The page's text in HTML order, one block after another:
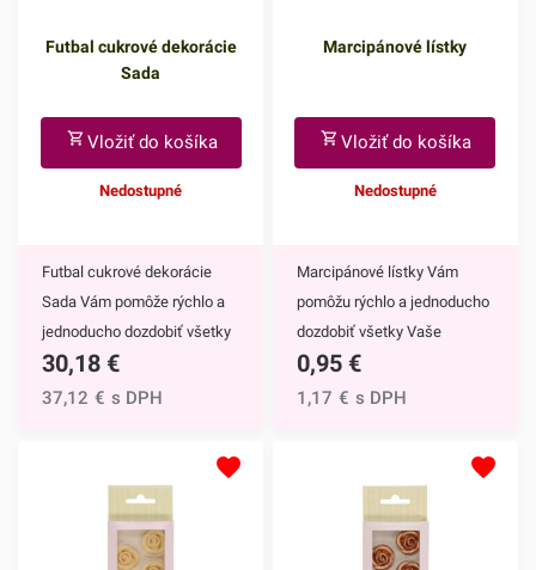
Futbal cukrové dekorácie
Sada
Vložiť do košíka
Nedostupné
Futbal cukrové dekorácie
Sada Vám pomôže rýchlo a
jednoducho dozdobiť všetky
Vaše cukrárske výtvory.
Skvelo sa hodia nielen na
pohárové dezerty. Vrelo ich
odporúčame aj na
dozdobenie rolád,
30,18 €
37,12 € s DPH
Marcipánové lístky
Vložiť do košíka
Nedostupné
Marcipánové lístky Vám
pomôžu rýchlo a jednoducho
dozdobiť všetky Vaše
cukrárske výtvory. Skvelo sa
hodia nielen na vyzdobenie
Vrelo ich odporúčame aj na
dozdobenie rolád,
zmrzlinových pohárov či
0,95 €
1,17 € s DPH